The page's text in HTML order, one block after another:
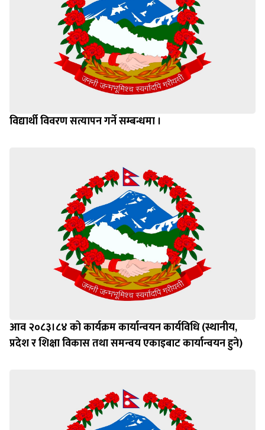
विद्यार्थी विवरण सत्यापन गर्ने सम्बन्धमा ।
आव २०८३।८४ को कार्यक्रम कार्यान्वयन कार्यविधि (स्थानीय,
प्रदेश र शिक्षा विकास तथा समन्वय एकाइबाट कार्यान्वयन हुने)